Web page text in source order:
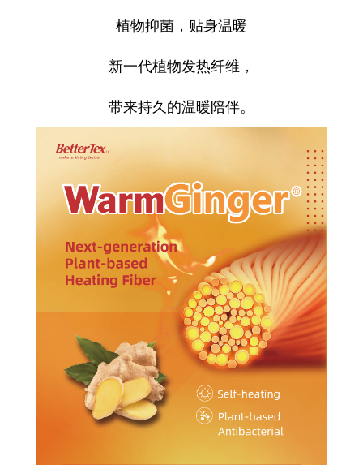
植物抑菌，贴身温暖
新一代植物发热纤维，
带来持久的温暖陪伴。